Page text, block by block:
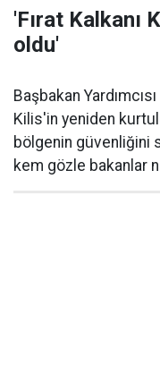
'Fırat Kalkanı
oldu'
Başbakan
Kilis'in yeniden
bölgenin güvenliğini
kem gözle bakanlar